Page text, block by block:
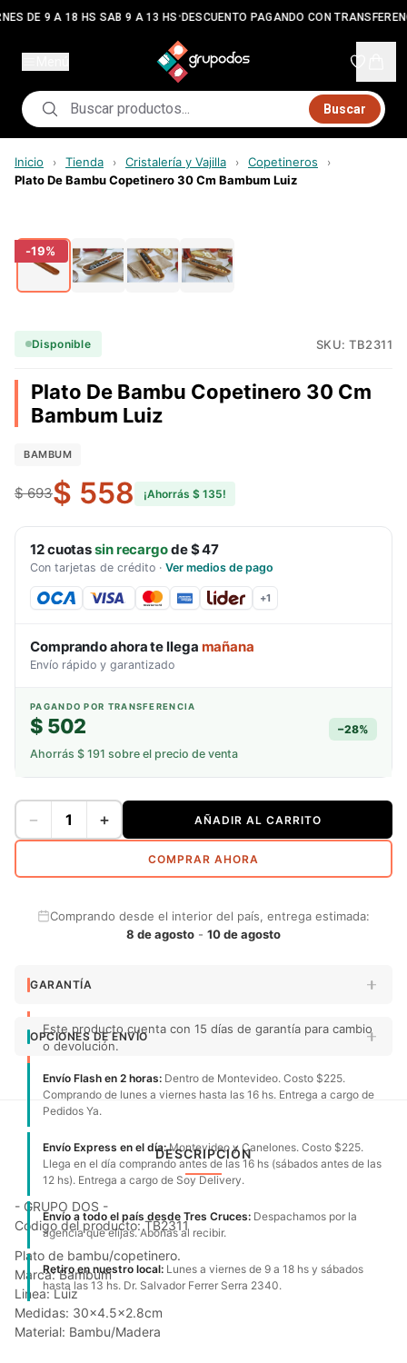
DE 9 A 18 HS SAB 9 A 13 HS• DESCUENTO PAGANDO CON
Buscar
Inicio › Tienda › Cristalería y Vajilla › Copetineros ›
Plato De Bambu Copetinero 30 Cm Bambum Luiz
-19%
Disponible SKU: TB2311
Plato De Bambu Copetinero 30 Cm
Bambum Luiz
BAMBUM
$ 693$ 558 ¡Ahorrás $ 135!
12cuotassin recargode$ 47
Con tarjetas de crédito · Ver medios de pago
+1
Comprando ahora te llega mañana
Envío rápido y garantizado
PAGANDO POR TRANSFERENCIA
$ 502 −28%
Ahorrás $ 191 sobre el precio de venta
− + AÑADIR AL CARRITO
COMPRAR AHORA
Comprando desde el interior del país, entrega estimada:
8 de agosto - 10 de agosto
GARANTÍA
Este producto cuenta con 15 días de garantía para cambio
o devolución.
OPCIONES DE ENVÍO
Envío Flash en 2 horas: Dentro de Montevideo. Costo $225.
Comprando de lunes a viernes hasta las 16 hs. Entrega a cargo de
Pedidos Ya.
Envío Express en el día:Montevideo y Canelones. Costo $225.
Llega en el día comprando antes de las 16 hs (sábados antes de las
12 hs). Entrega a cargo de Soy Delivery.
Envío a todo el país desde Tres Cruces: Despachamos por la
agencia que elijas. Abonas al recibir.
Retiro en nuestro local: Lunes a viernes de 9 a 18 hs y sábados
hasta las 13 hs. Dr. Salvador Ferrer Serra 2340.
DESCRIPCIÓN
- GRUPO DOS -
Código del producto: TB2311
Plato de bambu/copetinero.
Marca: Bambum
Linea: Luiz
Medidas: 30x4.5x2.8cm
Material: Bambu/Madera